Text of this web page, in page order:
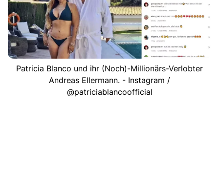
Patricia Blanco und ihr (Noch)-Millionärs-Verlobter
Andreas Ellermann. - Instagram /
@patriciablancoofficial